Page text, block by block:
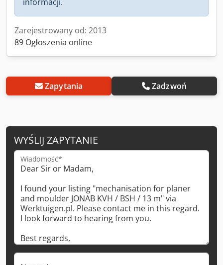
Zarejestrowany od: 2013
89 Ogłoszenia online
Zapytania Zadzwoń
WYŚLIJ ZAPYTANIE
Wiadomość*